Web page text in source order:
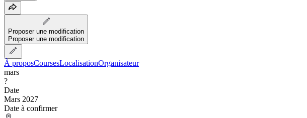
Proposer une modification
Proposer une modification
À proposCoursesLocalisationOrganisateur
mars
?
Date
Mars 2027
Date à confirmer